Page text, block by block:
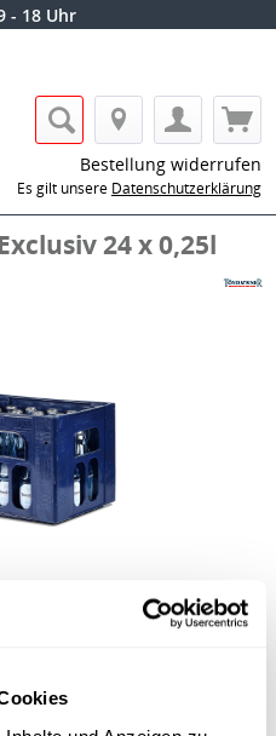
- 18 Uhr
Bestellung widerrufen
Es gilt unsere Datenschutzerklärung
24 x 0,25l